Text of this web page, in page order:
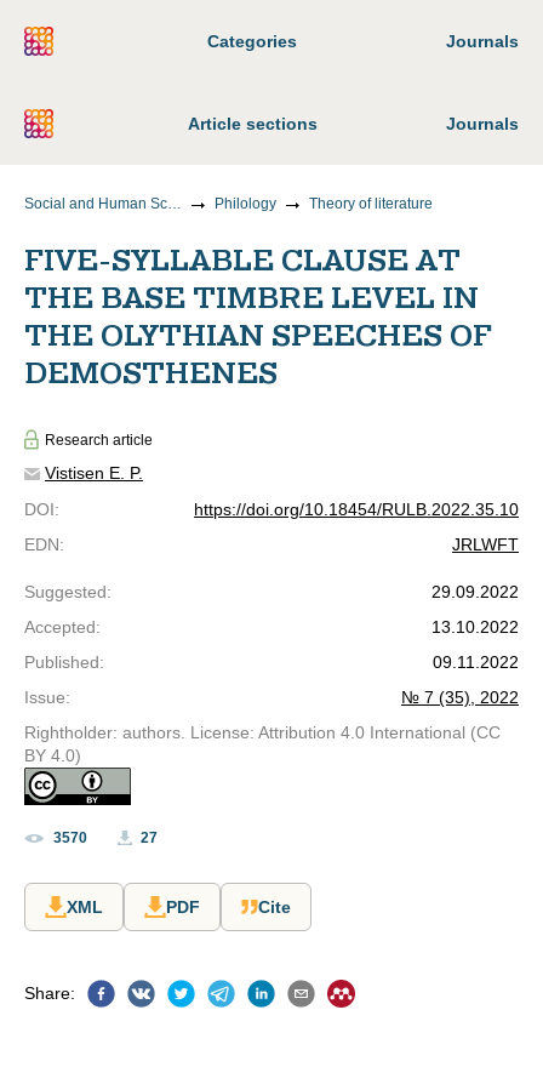
Categories Journals
Article sections Journals
Social and Human Sciences Philology Theory of literature
FIVE-SYLLABLE CLAUSE AT
THE BASE TIMBRE LEVEL IN
THE OLYTHIAN SPEECHES OF
DEMOSTHENES
Research article
Vistisen E. P.
DOI:
https://doi.org/10.18454/RULB.2022.35.10
EDN: JRLWFT
Suggested:
29.09.2022
Accepted:
13.10.2022
Published:
09.11.2022
Issue:
№ 7 (35), 2022
Rightholder: authors. License: Attribution 4.0 International (CC
BY 4.0)
3570 27
XML PDF Cite
Share: